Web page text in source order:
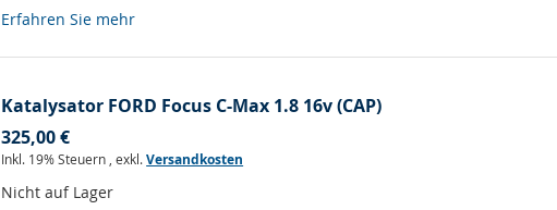
Erfahren Sie mehr
Katalysator FORD Focus C-Max 1.8 16v (CAP)
325,00 €
Inkl. 19% Steuern ,exkl.Versandkosten
Nicht auf Lager